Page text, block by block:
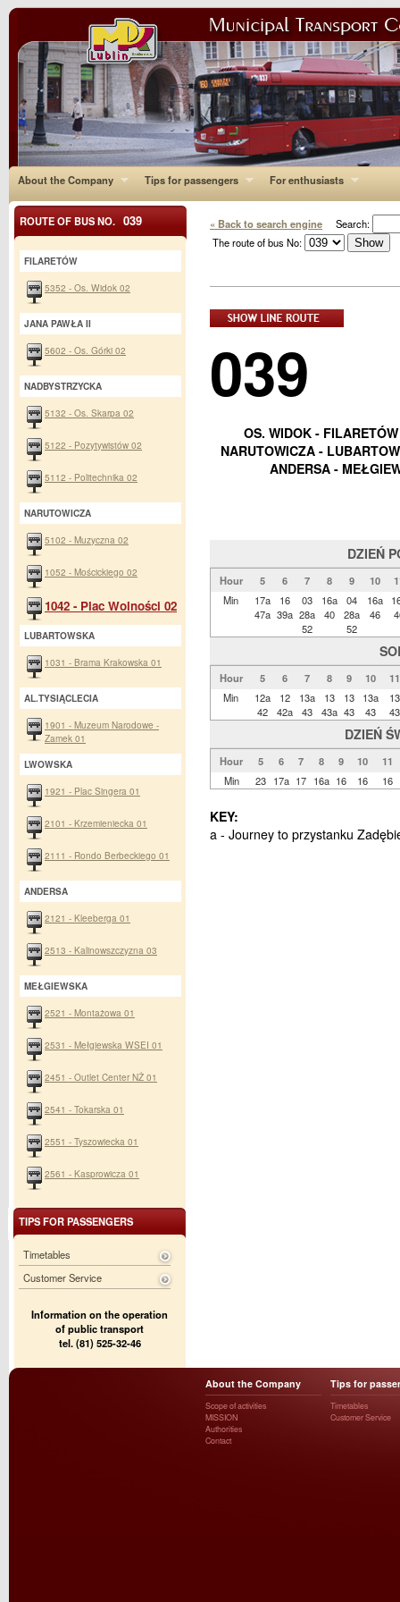
About the Company Tips for passengers For enthusiasts
« Back to search engine Search:
The route of bus No:
039
OS. WIDOK -
NARUTOWICZA -
ANDERSA -
DZIEŃ
Hour 5 6 7 8 9 10
Min
17a
47a
16
39a
03
28a
52
16a
40
04
28a
52
16a
46
Hour 5 6 7 8 9 10
11
Min
12a
42
12
42a
13a
43
13
43a
13
43
13a
43
13
43
DZIEŃ
Hour 5 6 7 8 9 10
11
Min
23 17a 17 16a 16 16 16
KEY:
a - Journey to przystanku
ROUTE OF BUS NO. 039
FILARETÓW
5352 - Os. Widok 02
JANA PAWŁA II
5602 - Os. Górki 02
NADBYSTRZYCKA
5132 - Os. Skarpa 02
5122 - Pozytywistów 02
5112 - Politechnika 02
NARUTOWICZA
5102 - Muzyczna 02
1052 - Mościckiego 02
1042 - Plac Wolności 02
LUBARTOWSKA
1031 - Brama Krakowska 01
AL.TYSIĄCLECIA
1901 - Muzeum Narodowe -
Zamek 01
LWOWSKA
1921 - Plac Singera 01
2101 - Krzemieniecka 01
2111 - Rondo Berbeckiego 01
ANDERSA
2121 - Kleeberga 01
2513 - Kalinowszczyzna 03
MEŁGIEWSKA
2521 - Montażowa 01
2531 - Mełgiewska WSEI 01
2451 - Outlet Center NŻ 01
2541 - Tokarska 01
2551 - Tyszowiecka 01
2561 - Kasprowicza 01
TIPS FOR PASSENGERS
Timetables
Customer Service
Information on the operation
of public transport
tel. (81) 525-32-46
About the Company
Scope of activities
MISSION
Authorities
Contact
Tips for
Timetables
Customer Service